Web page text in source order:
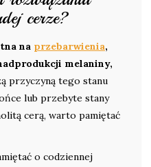
cerze?
na przebarwienia,
melaniny,
przyczyną tego stanu
lub przebyte stany
cerą, warto pamiętać
o codziennej